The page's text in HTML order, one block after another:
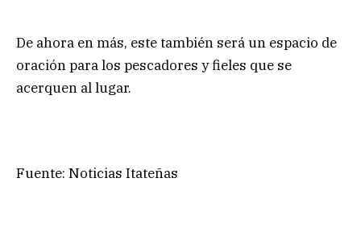
De ahora en más, este también será un espacio de
oración para los pescadores y fieles que se
acerquen al lugar.
Fuente: Noticias Itateñas